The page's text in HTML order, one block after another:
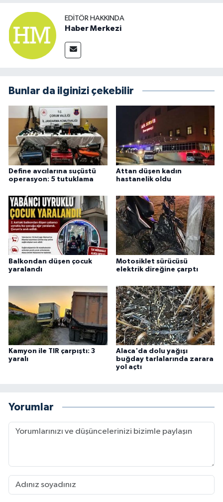
EDITÖR HAKKINDA
Haber Merkezi
Bunlar da ilginizi çekebilir
Define avcılarına suçüstü
operasyon: 5 tutuklama
Attan düşen kadın
hastanelik oldu
Balkondan düşen çocuk
yaralandı
Motosiklet sürücüsü
elektrik direğine çarptı
Kamyon ile TIR çarpıştı: 3
yaralı
Alaca'da dolu yağışı
buğday tarlalarında zarara
yol açtı
Yorumlar